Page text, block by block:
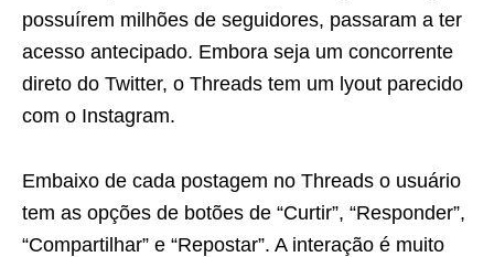
possuírem milhões de seguidores, passaram a ter
acesso antecipado. Embora seja um concorrente
direto do Twitter, o Threads tem um lyout parecido
com o Instagram.
Embaixo de cada postagem no Threads o usuário
tem as opções de botões de “Curtir”, “Responder”,
“Compartilhar” e “Repostar”. A interação é muito